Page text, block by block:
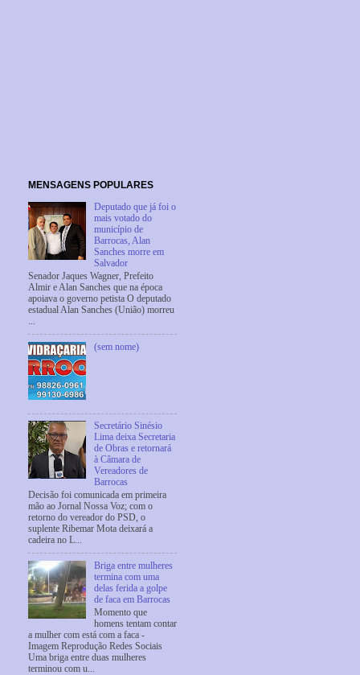
MENSAGENS POPULARES
Deputado que já foi o
mais votado do
município de
Barrocas, Alan
Sanches morre em
Salvador
Senador Jaques Wagner, Prefeito
Almir e Alan Sanches que na época
apoiava o governo petista O deputado
estadual Alan Sanches (União) morreu
...
(sem nome)
Secretário Sinésio
Lima deixa Secretaria
de Obras e retornará
à Câmara de
Vereadores de
Barrocas
Decisão foi comunicada em primeira
mão ao Jornal Nossa Voz; com o
retorno do vereador do PSD, o
suplente Ribemar Mota deixará a
cadeira no L...
Briga entre mulheres
termina com uma
delas ferida a golpe
de faca em Barrocas
Momento que
homens tentam contar
a mulher com está com a faca -
Imagem Reprodução Redes Sociais
Uma briga entre duas mulheres
terminou com u...